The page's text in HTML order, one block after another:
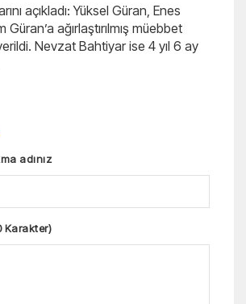
açıkladı: Yüksel Güran, Enes
ağırlaştırılmış müebbet
Nevzat Bahtiyar ise 4 yıl 6 ay
adınız
Karakter)